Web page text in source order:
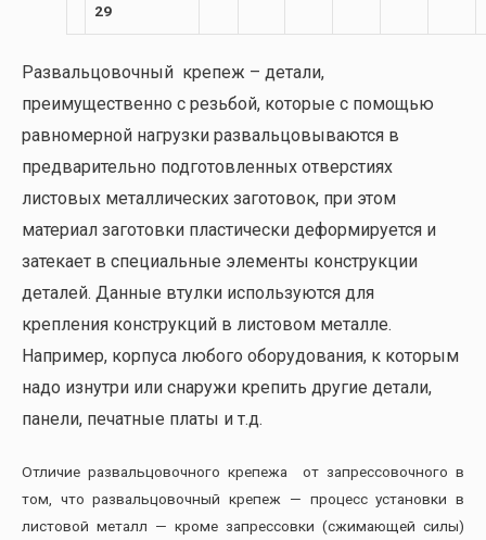
29
Развальцовочный крепеж – детали,
преимущественно с резьбой, которые с помощью
равномерной нагрузки развальцовываются в
предварительно подготовленных отверстиях
листовых металлических заготовок, при этом
материал заготовки пластически деформируется и
затекает в специальные элементы конструкции
деталей. Данные втулки используются для
крепления конструкций в листовом металле.
Например, корпуса любого оборудования, к которым
надо изнутри или снаружи крепить другие детали,
панели, печатные платы и т.д.
Отличие развальцовочного крепежа от запрессовочного в
том, что развальцовочный крепеж — процесс установки в
листовой металл — кроме запрессовки (сжимающей силы)